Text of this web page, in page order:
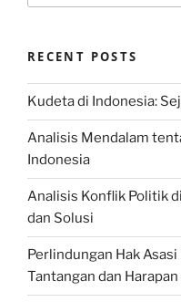
RECENT POSTS
Kudeta di Indonesia:
Analisis Mendalam
Indonesia
Analisis Konflik Politik
dan Solusi
Perlindungan Hak
Tantangan dan Harapan